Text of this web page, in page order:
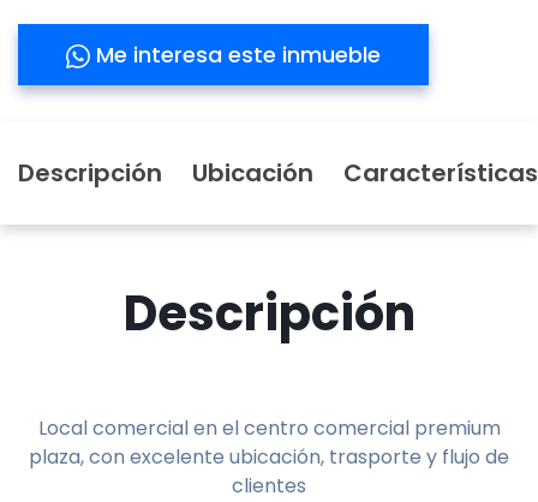
Me interesa este inmueble
Descripción Ubicación Características
Descripción
Local comercial en el centro comercial premium
plaza, con excelente ubicación, trasporte y flujo de
clientes